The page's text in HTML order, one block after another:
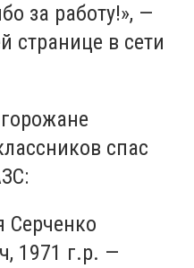
за работу!», —
странице в сети
спас
Серченко
1971 г.р. —